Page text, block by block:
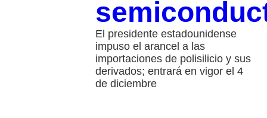
El presidente estadounidense
impuso el arancel a las
importaciones de polisilicio y sus
derivados; entrará en vigor el 4
de diciembre